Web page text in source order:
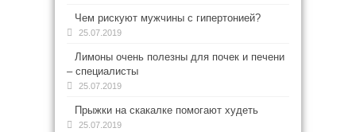
Чем рискуют мужчины с гипертонией?
25.07.2019
Лимоны очень полезны для почек и печени
– специалисты
25.07.2019
Прыжки на скакалке помогают худеть
25.07.2019